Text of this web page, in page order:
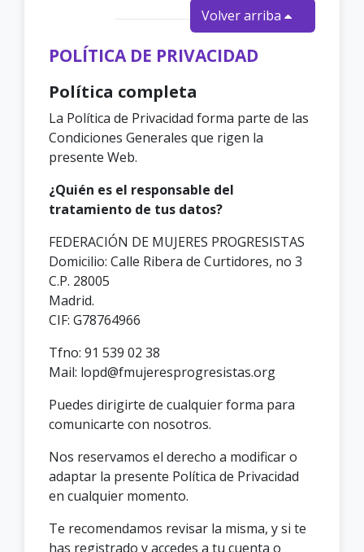
Volver arriba
POLÍTICA DE PRIVACIDAD
Política completa
La Política de Privacidad forma parte de las
Condiciones Generales que rigen la
presente Web.
¿Quién es el responsable del
tratamiento de tus datos?
FEDERACIÓN DE MUJERES PROGRESISTAS
Domicilio: Calle Ribera de Curtidores, no 3
C.P. 28005
Madrid.
CIF: G78764966
Tfno: 91 539 02 38
Mail: lopd@fmujeresprogresistas.org
Puedes dirigirte de cualquier forma para
comunicarte con nosotros.
Nos reservamos el derecho a modificar o
adaptar la presente Política de Privacidad
en cualquier momento.
Te recomendamos revisar la misma, y si te
has registrado y accedes a tu cuenta o